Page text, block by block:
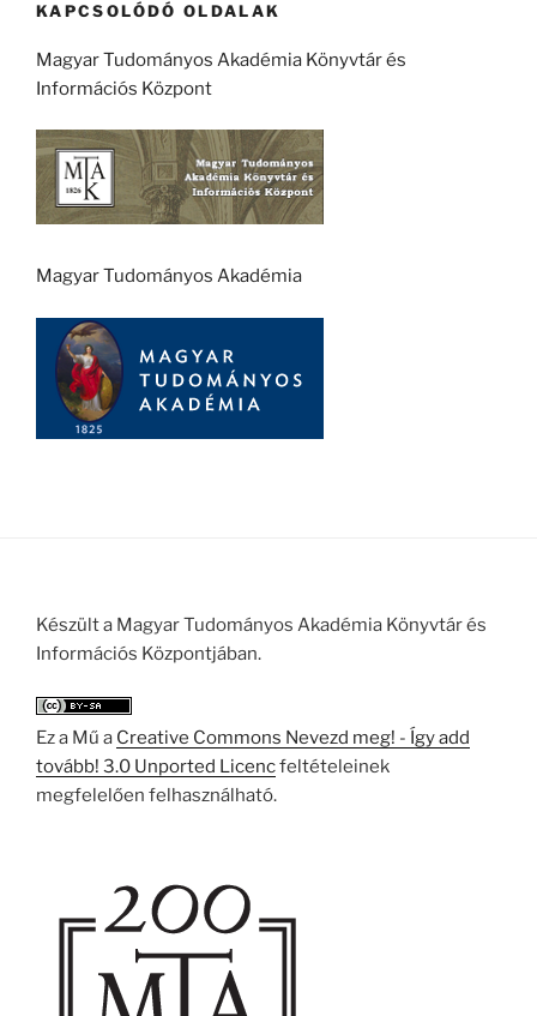
KAPCSOLÓDÓ OLDALAK
Magyar Tudományos Akadémia Könyvtár és
Információs Központ
Magyar Tudományos Akadémia
Készült a Magyar Tudományos Akadémia Könyvtár és
Információs Központjában.
Ez a Mű a Creative Commons Nevezd meg! - Így add
tovább! 3.0 Unported Licencfeltételeinek
megfelelően felhasználható.